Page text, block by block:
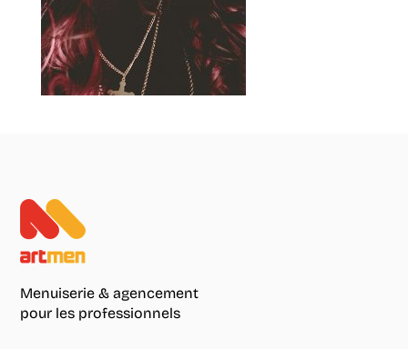
Menuiserie & agencement
pour les professionnels